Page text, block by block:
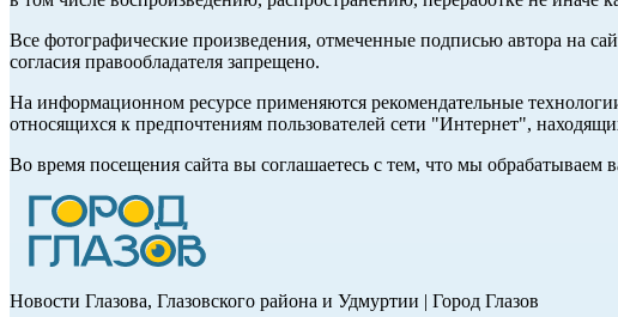
Все фотографические произведения, отмеченные подписью автора на
согласия правообладателя запрещено.
На информационном ресурсе применяются рекомендательные
относящихся к предпочтениям пользователей сети "Интернет",
Во время посещения сайта вы соглашаетесь с тем, что мы
Новости Глазова, Глазовского района и Удмуртии | Город Глазов